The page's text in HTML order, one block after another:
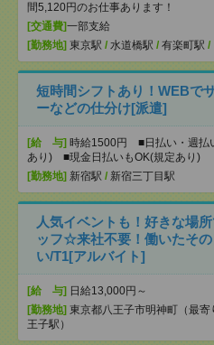
間5,120円のお仕事あります！
[交通費]一部支給
[勤務地] 東京駅 / 水道橋駅 / 有楽町駅 /
短時間シフトあり！WEBで
ーなどの仕分け[派遣]
[給 与] 時給1500円 ■日払い・週払
あり) ■現金日払いもOK(規定あり)
[勤務地] 新宿駅 / 新宿三丁目駅
人気イベントも！好きな場
ッフ☆来社不要！働いたそ
い/T1[アルバイト]
[給 与] 日給13,000円～
[勤務地] 東京都八王子市明神町（最寄
王子駅）